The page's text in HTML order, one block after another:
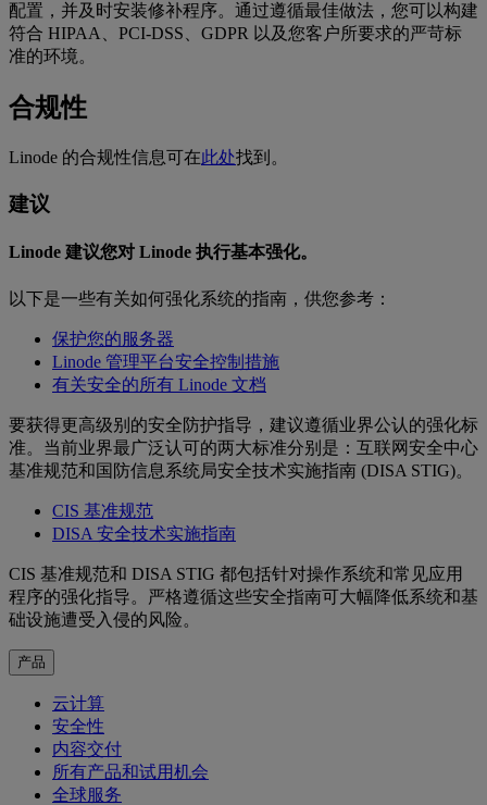
配置，并及时安装修补程序。通过遵循最佳做法，您可以构建
符合 HIPAA、PCI-DSS、GDPR 以及您客户所要求的严苛标
准的环境。
合规性
Linode 的合规性信息可在此处找到。
建议
Linode 建议您对 Linode 执行基本强化。
以下是一些有关如何强化系统的指南，供您参考：
保护您的服务器
Linode 管理平台安全控制措施
有关安全的所有 Linode 文档
要获得更高级别的安全防护指导，建议遵循业界公认的强化标
准。当前业界最广泛认可的两大标准分别是：互联网安全中心
基准规范和国防信息系统局安全技术实施指南 (DISA STIG)。
CIS 基准规范
DISA 安全技术实施指南
CIS 基准规范和 DISA STIG 都包括针对操作系统和常见应用
程序的强化指导。严格遵循这些安全指南可大幅降低系统和基
础设施遭受入侵的风险。
产品
云计算
安全性
内容交付
所有产品和试用机会
全球服务